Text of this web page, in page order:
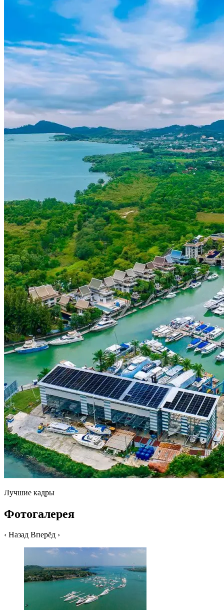
Лучшие кадры
Фотогалерея
‹ Назад Вперёд ›